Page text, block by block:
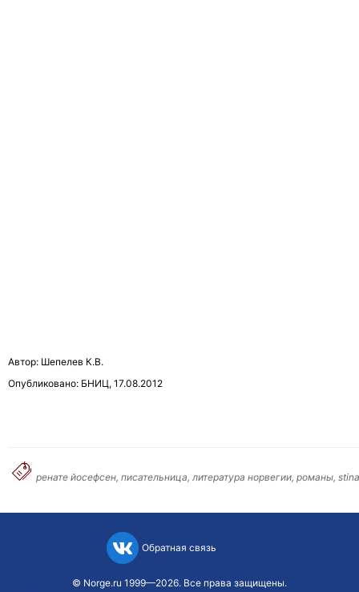
Автор: Шепелев К.В.
Опубликовано: БНИЦ, 17.08.2012
ренате йосефсен, писательница, литература норвегии, романы,
Обратная связь
© Norge.ru 1999—2026. Все права защищены.